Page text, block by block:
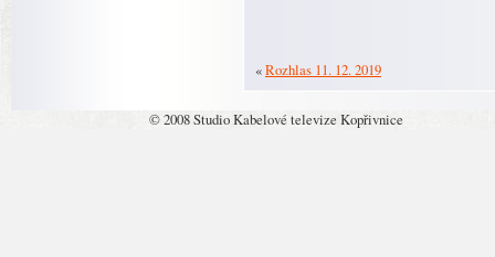
«Rozhlas 11. 12. 2019
© 2008 Studio Kabelové televize Kopřivnice